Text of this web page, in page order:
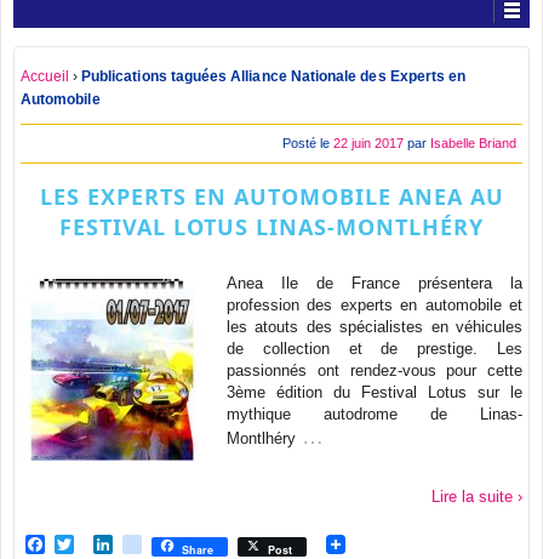
Accueil › Publications taguées Alliance Nationale des Experts en
Automobile
Posté le 22 juin 2017 par Isabelle Briand
LES EXPERTS EN AUTOMOBILE ANEA AU
FESTIVAL LOTUS LINAS-MONTLHÉRY
Anea Ile de France présentera la
profession des experts en automobile et
les atouts des spécialistes en véhicules
de collection et de prestige. Les
passionnés ont rendez-vous pour cette
3ème édition du Festival Lotus sur le
mythique autodrome de Linas-
Montlhéry …
Lire la suite ›
Facebook
TwitterLinkedIn
viadeoShare Post